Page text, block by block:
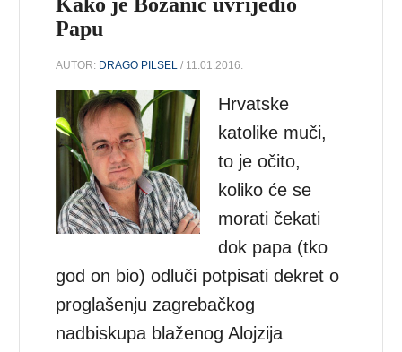
Papu
AUTOR: DRAGO PILSEL / 11.01.2016.
Hrvatske
katolike muči,
to je očito,
koliko će se
morati čekati
dok papa (tko
god on bio) odluči potpisati dekret o
proglašenju zagrebačkog
nadbiskupa blaženog Alojzija